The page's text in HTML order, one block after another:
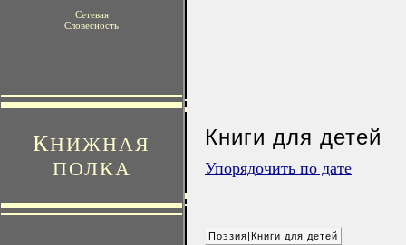
Сетевая
Словесность
КНИЖНАЯ
ПОЛКА
Книги для детей
Упорядочить по дате
Поэзия|Книги для детей